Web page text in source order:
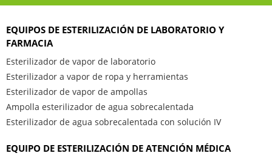
EQUIPOS DE ESTERILIZACIÓN DE LABORATORIO Y
FARMACIA
Esterilizador de vapor de laboratorio
Esterilizador a vapor de ropa y herramientas
Esterilizador de vapor de ampollas
Ampolla esterilizador de agua sobrecalentada
Esterilizador de agua sobrecalentada con solución IV
EQUIPO DE ESTERILIZACIÓN DE ATENCIÓN MÉDICA